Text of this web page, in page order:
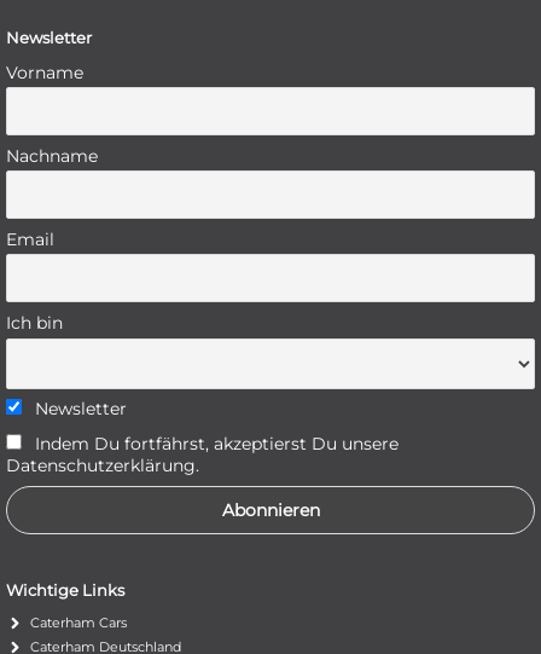
Newsletter
Vorname
Nachname
Email
Ich bin
Newsletter
Indem Du fortfährst, akzeptierst Du unsere
Datenschutzerklärung.
Wichtige Links
Caterham Cars
Caterham Deutschland